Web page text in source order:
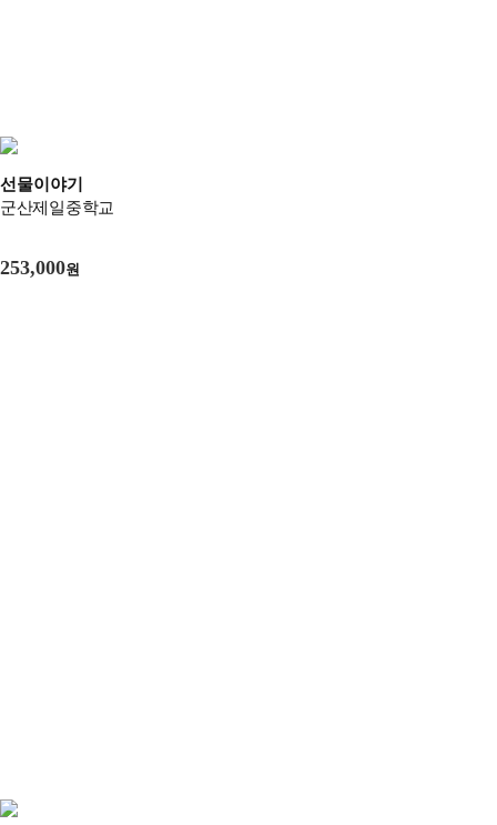
선물이야기
군산제일중학교
253,000원